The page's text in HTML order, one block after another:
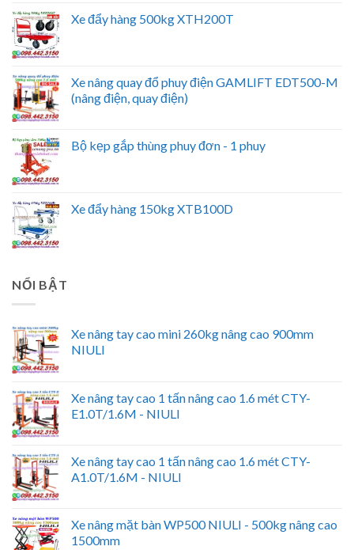
Xe đẩy hàng 500kg XTH200T
Xe nâng quay đổ phuy điện GAMLIFT EDT500-M
(nâng điện, quay điện)
Bộ kẹp gắp thùng phuy đơn - 1 phuy
Xe đẩy hàng 150kg XTB100D
NỔI BẬT
Xe nâng tay cao mini 260kg nâng cao 900mm
NIULI
Xe nâng tay cao 1 tấn nâng cao 1.6 mét CTY-
E1.0T/1.6M - NIULI
Xe nâng tay cao 1 tấn nâng cao 1.6 mét CTY-
A1.0T/1.6M - NIULI
Xe nâng mặt bàn WP500 NIULI - 500kg nâng cao
1500mm